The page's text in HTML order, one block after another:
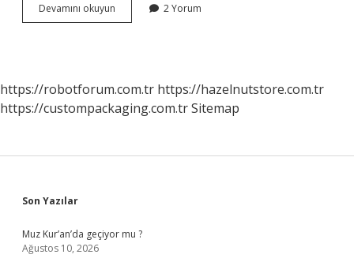
Devamını okuyun Gökkuşağının
Sonu
2 Yorum
https://robotforum.com.tr https://hazelnutstore.com.tr
https://custompackaging.com.trSitemap
Sidebar
Son Yazılar
Muz Kur’an’da geçiyor mu ?
Ağustos 10, 2026